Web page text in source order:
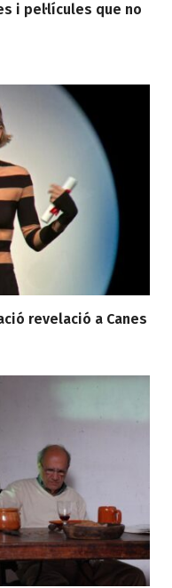
i pel·lícules que no
revelació a Canes